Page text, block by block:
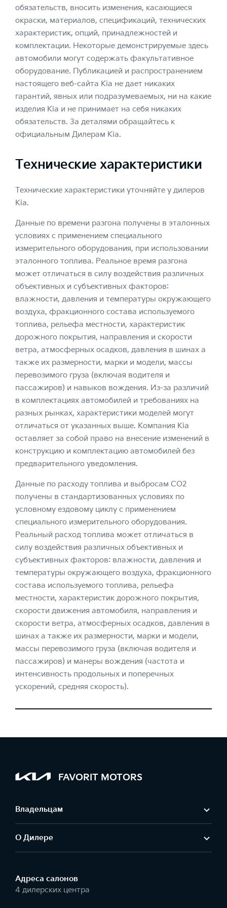
обязательств, вносить изменения, касающиеся
окраски, материалов, спецификаций, технических
характеристик, опций, принадлежностей и
комплектации. Некоторые демонстрируемые здесь
автомобили могут содержать факультативное
оборудование. Публикацией и распространением
настоящего веб-сайта Kia не дает никаких
гарантий, явных или подразумеваемых, ни на какие
изделия Kia и не принимает на себя никаких
обязательств. За деталями обращайтесь к
официальным Дилерам Kia.
Технические характеристики
Технические характеристики уточняйте у дилеров
Kia.
Данные по времени разгона получены в эталонных
условиях с применением специального
измерительного оборудования, при использовании
эталонного топлива. Реальное время разгона
может отличаться в силу воздействия различных
объективных и субъективных факторов:
влажности, давления и температуры окружающего
воздуха, фракционного состава используемого
топлива, рельефа местности, характеристик
дорожного покрытия, направления и скорости
ветра, атмосферных осадков, давления в шинах а
также их размерности, марки и модели, массы
перевозимого груза (включая водителя и
пассажиров) и навыков вождения. Из-за различий
в комплектациях автомобилей и требованиях на
разных рынках, характеристики моделей могут
отличаться от указанных выше. Компания Kia
оставляет за собой право на внесение изменений в
конструкцию и комплектацию автомобилей без
предварительного уведомления.
Данные по расходу топлива и выбросам CO2
получены в стандартизованных условиях по
условному ездовому циклу с применением
специального измерительного оборудования.
Реальный расход топлива может отличаться в
силу воздействия различных объективных и
субъективных факторов: влажности, давления и
температуры окружающего воздуха, фракционного
состава используемого топлива, рельефа
местности, характеристик дорожного покрытия,
скорости движения автомобиля, направления и
скорости ветра, атмосферных осадков, давления в
шинах а также их размерности, марки и модели,
массы перевозимого груза (включая водителя и
пассажиров) и манеры вождения (частота и
интенсивность продольных и поперечных
ускорений, средняя скорость).
FAVORIT MOTORS
Владельцам
О Дилере
Адреса салонов
4 дилерских центра